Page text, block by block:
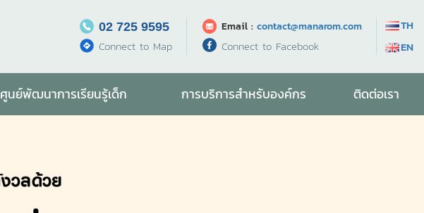
TH
EN
Email : contact@manarom.com
Connect to Facebook
02 725 9595
Connect to Map
ศูนย์พัฒนาการเรียนรู้เด็ก การบริการสำหรับองค์กร ติดต่อเรา